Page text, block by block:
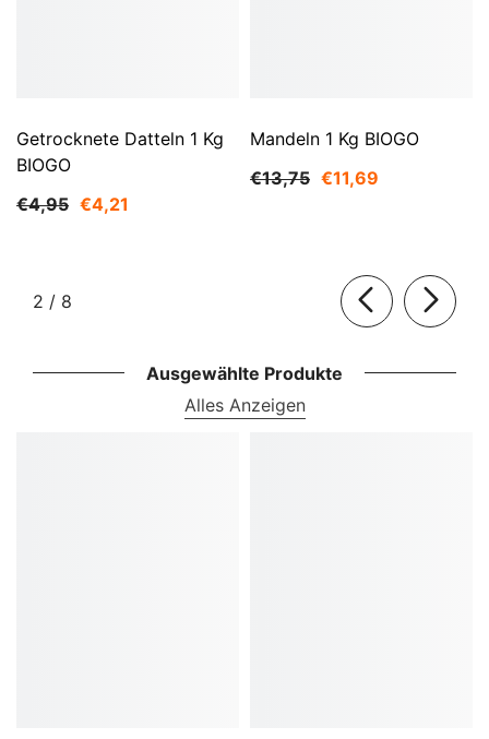
Getrocknete Datteln 1 Kg
BIOGO
€4,95 €4,21
Mandeln 1 Kg BIOGO
€13,75 €11,69
2 / von
8
Ausgewählte Produkte
Alles Anzeigen